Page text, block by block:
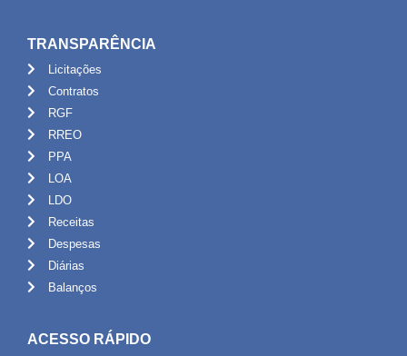
TRANSPARÊNCIA
Licitações
Contratos
RGF
RREO
PPA
LOA
LDO
Receitas
Despesas
Diárias
Balanços
ACESSO RÁPIDO